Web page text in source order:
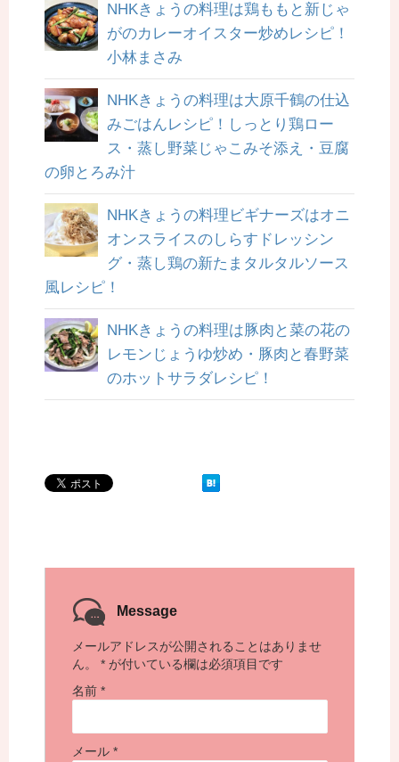
NHKきょうの料理は鶏ももと新じゃ
がのカレーオイスター炒めレシピ！
小林まさみ
NHKきょうの料理は大原千鶴の仕込
みごはんレシピ！しっとり鶏ロー
ス・蒸し野菜じゃこみそ添え・豆腐
の卵とろみ汁
NHKきょうの料理ビギナーズはオニ
オンスライスのしらすドレッシン
グ・蒸し鶏の新たまタルタルソース
風レシピ！
NHKきょうの料理は豚肉と菜の花の
レモンじょうゆ炒め・豚肉と春野菜
のホットサラダレシピ！
Message
メールアドレスが公開されることはありませ
ん。
* が付いている欄は必須項目です
名前 *
メール *